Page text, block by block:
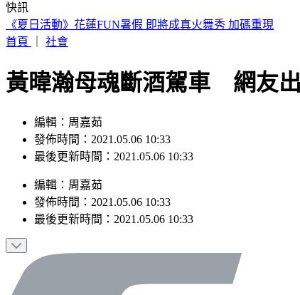
快訊
《夏日活動》花蓮FUN暑假 即將成真火舞秀 加碼重現
首頁
社會
黃暐瀚母魂斷酒駕車 網友
編輯：周嘉茹
發佈時間：2021.05.06 10:33
最後更新時間：2021.05.06 10:33
編輯 ： 周嘉茹
發佈時間： 2021.05.06 10:33
最後更新時間： 2021.05.06 10:33